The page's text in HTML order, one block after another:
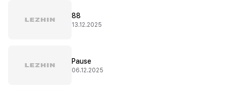
88
13.12.2025
Pause
06.12.2025